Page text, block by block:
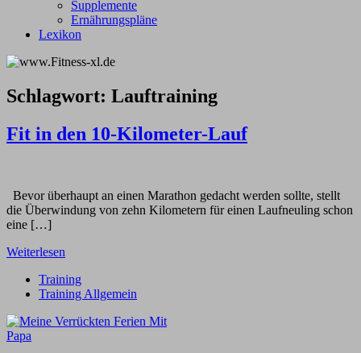
Supplemente
Ernährungspläne
Lexikon
Schlagwort: Lauftraining
Fit in den 10-Kilometer-Lauf
Bevor überhaupt an einen Marathon gedacht werden sollte, stellt
die Überwindung von zehn Kilometern für einen Laufneuling schon
eine […]
Weiterlesen
Training
Training Allgemein